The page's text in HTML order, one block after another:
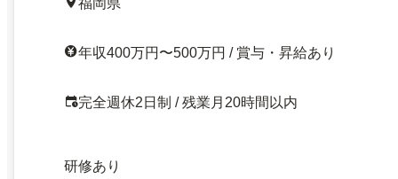
福岡県
年収400万円〜500万円 / 賞与・昇給あり
完全週休2日制 / 残業月20時間以内
研修あり